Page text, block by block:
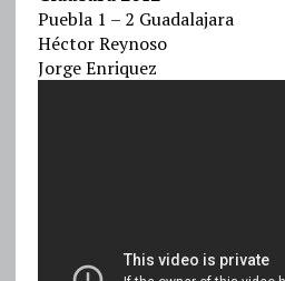
Puebla 1 – 2 Guadalajara
Héctor Reynoso
Jorge Enriquez